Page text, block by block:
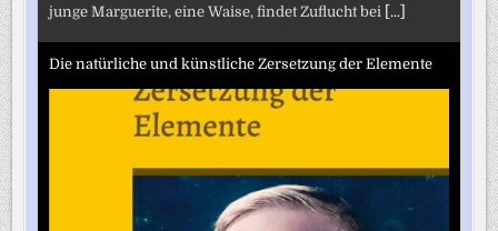
junge Marguerite, eine Waise, findet Zuflucht bei [...]
Die natürliche und künstliche Zersetzung der Elemente